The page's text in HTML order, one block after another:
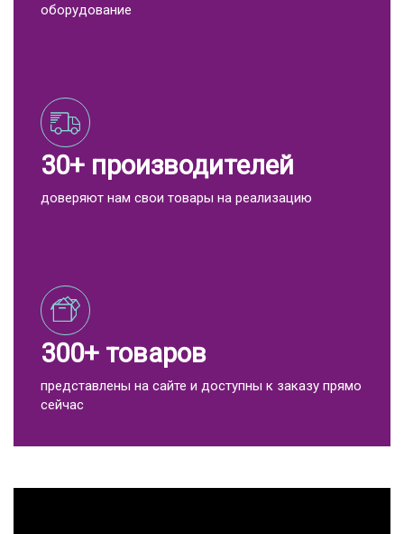
оборудование
30+ производителей
доверяют нам свои товары на реализацию
300+ товаров
представлены на сайте и доступны к заказу прямо
сейчас